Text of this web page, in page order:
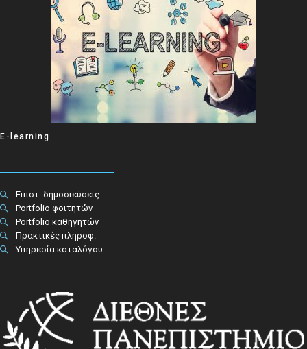
E-learning
Επιστ. δημοσιεύσεις
Portfolio φοιτητών
Portfolio καθηγητών
Πρακτικές πληροφ.​
Υπηρεσία καταλόγου